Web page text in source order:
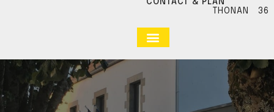
CONTACT & PLAN
THONAN
36